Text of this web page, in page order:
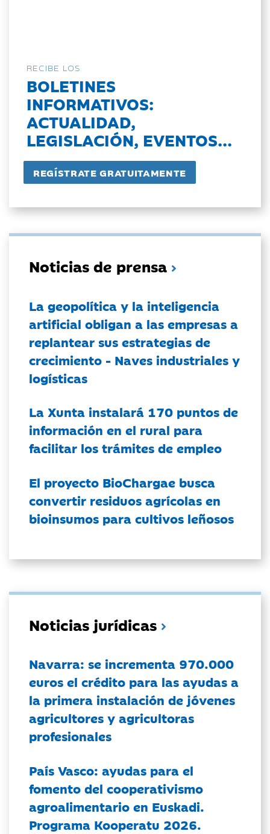
RECIBE LOS
BOLETINES
INFORMATIVOS:
ACTUALIDAD,
LEGISLACIÓN, EVENTOS...
Noticias de prensa
La geopolítica y la inteligencia
artificial obligan a las empresas a
replantear sus estrategias de
crecimiento - Naves industriales y
logísticas
La Xunta instalará 170 puntos de
información en el rural para
facilitar los trámites de empleo
El proyecto BioChargae busca
convertir residuos agrícolas en
bioinsumos para cultivos leñosos
Noticias jurídicas
Navarra: se incrementa 970.000
euros el crédito para las ayudas a
la primera instalación de jóvenes
agricultores y agricultoras
profesionales
País Vasco: ayudas para el
fomento del cooperativismo
agroalimentario en Euskadi.
Programa Kooperatu 2026.